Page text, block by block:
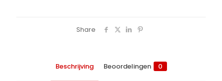
Share
Beschrijving Beoordelingen 0